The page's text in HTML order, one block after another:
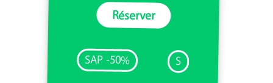
Réserver
SAP -50% S